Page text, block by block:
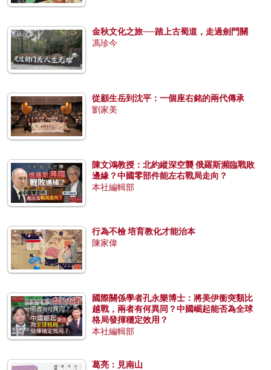
金秋文化之旅──踏上古蜀道，走過劍門關
馮珍今
從顧生岳到沈平：一個座右銘的兩代傳承
劉家美
陳文鴻教授：北約縱深空襲 俄羅斯瀕臨戰敗
邊緣？中國零部件能左右戰局走向？
本社編輯部
行為不檢 培育教化才能治本
陳家偉
國際關係學者孔永樂博士：將美伊衝突類比
越戰，兩者有何異同？中國崛起能否為全球
格局發揮穩定效用？
本社編輯部
葛亮：見南山